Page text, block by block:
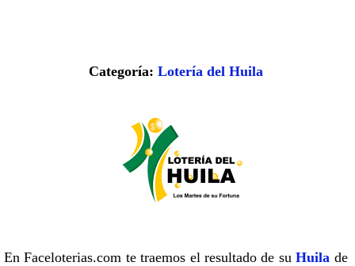
Categoría: Lotería del Huila
En Faceloterias.com te traemos el resultado de suHuila de